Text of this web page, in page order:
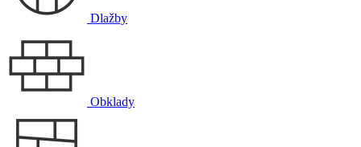
Dlažby
Obklady